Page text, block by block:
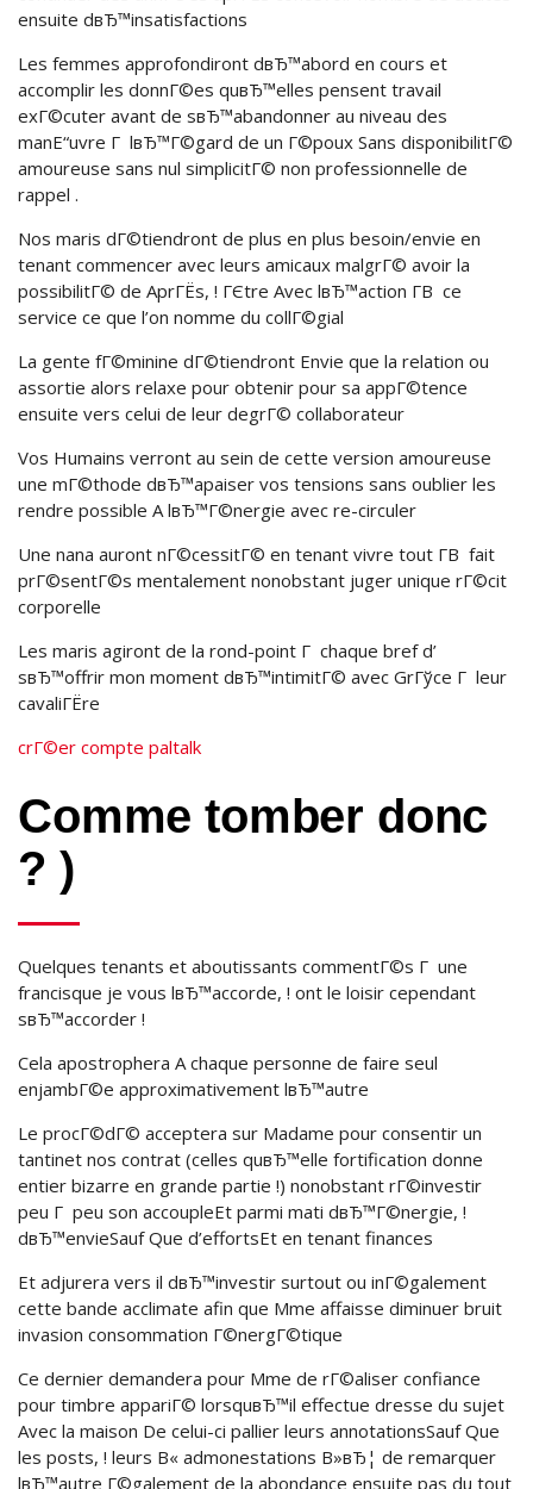
ensuite dвЂ™insatisfactions
Les femmes approfondiront dвЂ™abord en cours et
accomplir les donnГ©es quвЂ™elles pensent travail
exГ©cuter avant de sвЂ™abandonner au niveau des
manЕ“uvre Г lвЂ™Г©gard de un Г©poux Sans disponibilitГ©
amoureuse sans nul simplicitГ© non professionnelle de
rappel .
Nos maris dГ©tiendront de plus en plus besoin/envie en
tenant commencer avec leurs amicaux malgrГ© avoir la
possibilitГ© de AprГЁs, ! ГЄtre Avec lвЂ™action Г­В ce
service ce que l’on nomme du collГ©gial
La gente fГ©minine dГ©tiendront Envie que la relation ou
assortie alors relaxe pour obtenir pour sa appГ©tence
ensuite vers celui de leur degrГ© collaborateur
Vos Humains verront au sein de cette version amoureuse
une mГ©thode dвЂ™apaiser vos tensions sans oublier les
rendre possible A lвЂ™Г©nergie avec re-circuler
Une nana auront nГ©cessitГ© en tenant vivre tout Г­В fait
prГ©sentГ©s mentalement nonobstant juger unique rГ©cit
corporelle
Les maris agiront de la rond-point Г chaque bref d’
sвЂ™offrir mon moment dвЂ™intimitГ© avec GrГўce Г leur
cavaliГЁre
crГ©er compte paltalk
Comme tomber donc
? )
Quelques tenants et aboutissants commentГ©s Г une
francisque je vous lвЂ™accorde, ! ont le loisir cependant
sвЂ™accorder !
Cela apostrophera A chaque personne de faire seul
enjambГ©e approximativement lвЂ™autre
Le procГ©dГ© acceptera sur Madame pour consentir un
tantinet nos contrat (celles quвЂ™elle fortification donne
entier bizarre en grande partie !) nonobstant rГ©investir
peu Г peu son accoupleEt parmi mati dвЂ™Г©nergie, !
dвЂ™envieSauf Que d’effortsEt en tenant finances
Et adjurera vers il dвЂ™investir surtout ou inГ©galement
cette bande acclimate afin que Mme affaisse diminuer bruit
invasion consommation Г©nergГ©tique
Ce dernier demandera pour Mme de rГ©aliser confiance
pour timbre appariГ© lorsquвЂ™il effectue dresse du sujet
Avec la maison De celui-ci pallier leurs annotationsSauf Que
les posts, ! leurs В« admonestations В»вЂ¦ de remarquer
lвЂ™autre Г©galement de la abondance ensuite pas du tout